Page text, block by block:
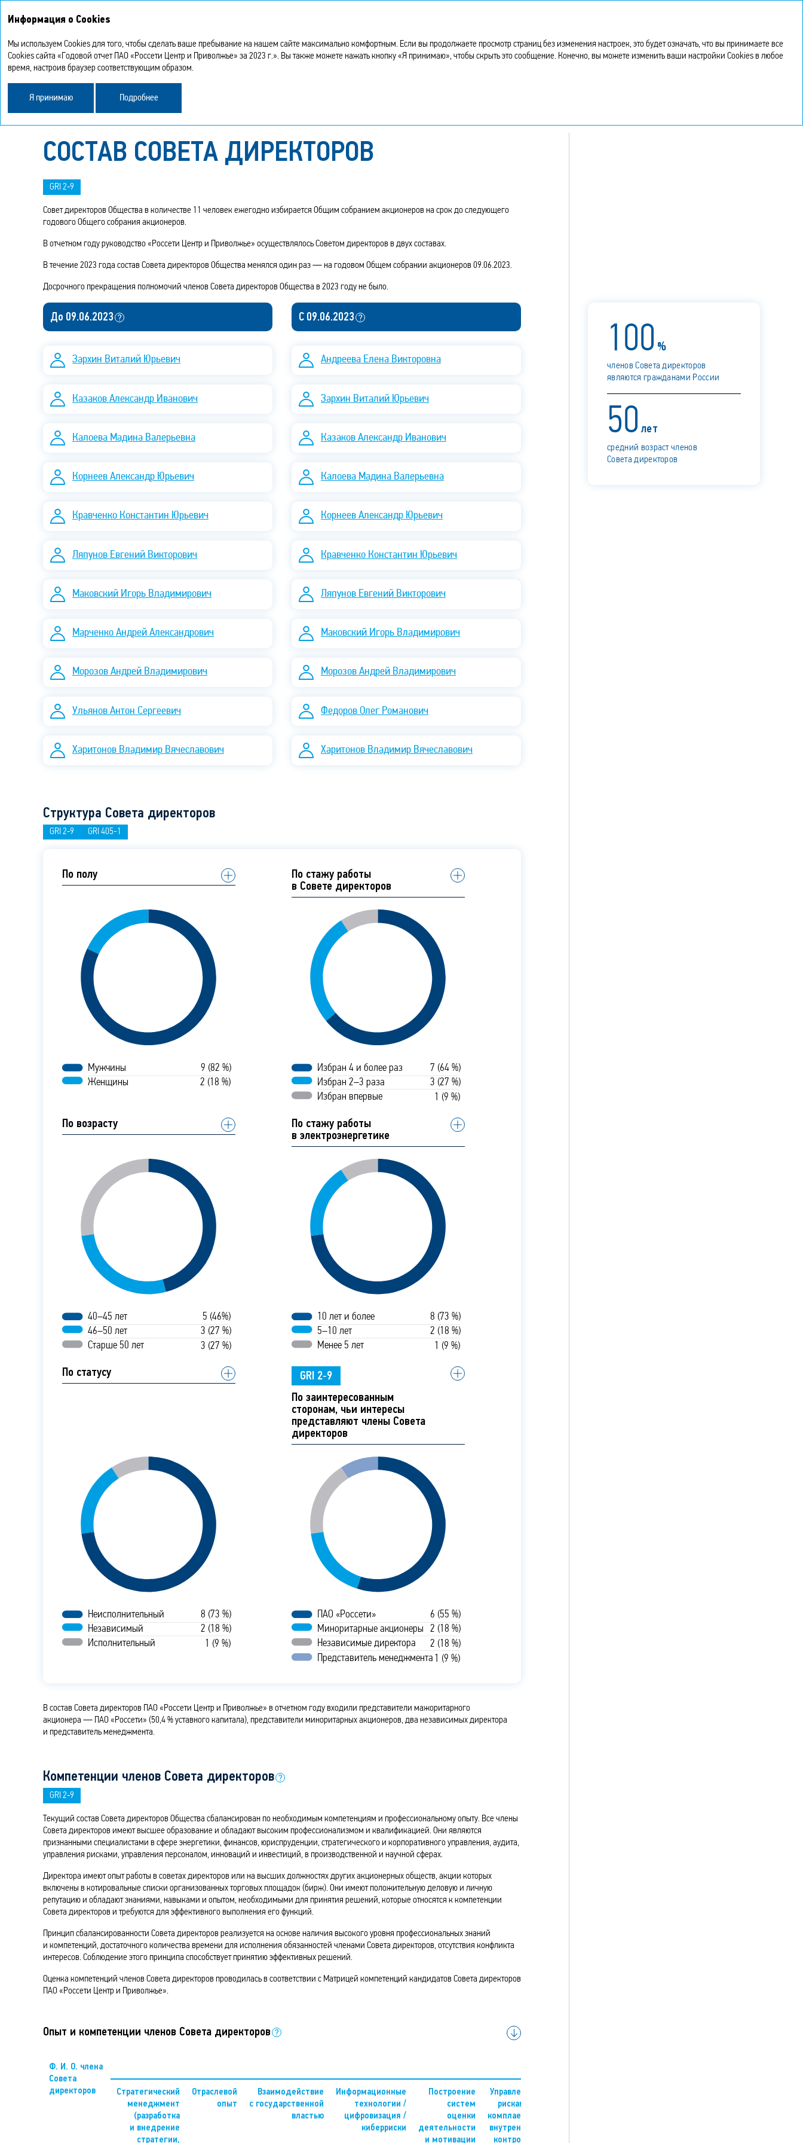
О Компании
Корпоративное управление
СОСТАВ СОВЕТА ДИРЕКТОРОВ
GRI 2‑9
Совет директоров Общества в количестве 11 человек ежегодно избирается Общим собранием акционеров на срок до следующего
годового Общего собрания акционеров.
В отчетном году руководство «Россети Центр и Приволжье» осуществлялось Советом директоров в двух составах.
В течение 2023 года состав Совета директоров Общества менялся один раз — на годовом Общем собрании акционеров 09.06.2023.
Досрочного прекращения полномочий членов Совета директоров Общества в 2023 году не было.
100 %
членов Совета директоров
являются гражданами России
50 лет
средний возраст членов
Совета директоров
До 09.06.2023
Зархин Виталий Юрьевич
Казаков Александр Иванович
Калоева Мадина Валерьевна
Корнеев Александр Юрьевич
Кравченко Константин Юрьевич
Ляпунов Евгений Викторович
Маковский Игорь Владимирович
Марченко Андрей Александрович
Морозов Андрей Владимирович
Ульянов Антон Сергеевич
Харитонов Владимир Вячеславович
С 09.06.2023
Андреева Елена Викторовна
Зархин Виталий Юрьевич
Казаков Александр Иванович
Калоева Мадина Валерьевна
Корнеев Александр Юрьевич
Кравченко Константин Юрьевич
Ляпунов Евгений Викторович
Маковский Игорь Владимирович
Морозов Андрей Владимирович
Федоров Олег Романович
Харитонов Владимир Вячеславович
Структура Совета директоров
GRI 2‑9 GRI 405-1
По полу
Мужчины
Женщины
9 (82 %)
2 (18 %)
По стажу работы
в Совете директоров
Избран 4 и более раз
Избран 2–3 раза
Избран впервые
7 (64 %)
3 (27 %)
1 (9 %)
По возрасту
40–45 лет
46–50 лет
Старше 50 лет
5 (46%)
3 (27 %)
3 (27 %)
По стажу работы
в электроэнергетике
10 лет и более
5–10 лет
Менее 5 лет
8 (73 %)
2 (18 %)
1 (9 %)
По статусу
8 (73 %)
2 (18 %)
1 (9 %)
Неисполнительный
Независимый
Исполнительный
GRI 2‑9
По заинтересованным
сторонам, чьи интересы
представляют члены Совета
директоров
ПАО «Россети»
Миноритарные акционеры
Независимые директора
Представитель менеджмента
6 (55 %)
2 (18 %)
2 (18 %)
1 (9 %)
В состав Совета директоров ПАО «Россети Центр и Приволжье» в отчетном году входили представители мажоритарного
акционера — ПАО «Россети» (50,4 % уставного капитала), представители миноритарных акционеров, два независимых директора
и представитель менеджмента.
Компетенции членов Совета директоров
GRI 2‑9
Текущий состав Совета директоров Общества сбалансирован по необходимым компетенциям и профессиональному опыту. Все члены
Совета директоров имеют высшее образование и обладают высоким профессионализмом и квалификацией. Они являются
признанными специалистами в сфере энергетики, финансов, юриспруденции, стратегического и корпоративного управления, аудита,
управления рисками, управления персоналом, инноваций и инвестиций, в производственной и научной сферах.
Директора имеют опыт работы в советах директоров или на высших должностях других акционерных обществ, акции которых
включены в котировальные списки организованных торговых площадок (бирж). Они имеют положительную деловую и личную
репутацию и обладают знаниями, навыками и опытом, необходимыми для принятия решений, которые относятся к компетенции
Совета директоров и требуются для эффективного выполнения его функций.
Принцип сбалансированности Совета директоров реализуется на основе наличия высокого уровня профессиональных знаний
и компетенций, достаточного количества времени для исполнения обязанностей членами Совета директоров, отсутствия конфликта
интересов. Соблюдение этого принципа способствует принятию эффективных решений.
Оценка компетенций членов Совета директоров проводилась в соответствии с Матрицей компетенций кандидатов Совета директоров
ПАО «Россети Центр и Приволжье».
Опыт и компетенции членов Совета директоров
Ф. И. О. члена
Совета
директоров
Стратегический
менеджмент
(разработка
и внедрение
стратегии,
Отраслевой
опыт
Взаимодействие
с государственной
властью
Информационные
технологии /
цифровизация /
киберриски
Построение
систем
оценки
деятельности
и мотивации
Управление
рисками /
комплаенс /
внутренний
контроль /
Информация о Cookies
Мы используем Cookies для того, чтобы сделать ваше пребывание на нашем сайте максимально комфортным. Если вы продолжаете просмотр страниц без изменения настроек, это будет означать, что вы принимаете все
Cookies сайта «Годовой отчет ПАО «Россети Центр и Приволжье» за 2023 г.». Вы также можете нажать кнопку «Я принимаю», чтобы скрыть это сообщение. Конечно, вы можете изменить ваши настройки Cookies в любое
время, настроив браузер соответствующим образом.
Я принимаю Подробнее